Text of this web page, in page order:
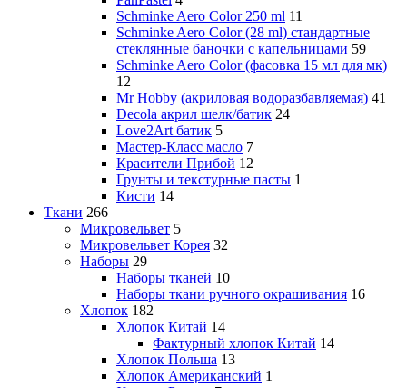
Schminke Aero Color 250 ml 11
Schminke Aero Color (28 ml) стандартные
стеклянные баночки с капельницами 59
Schminke Aero Color (фасовка 15 мл для мк)
12
Mr Hobby (акриловая водоразбавляемая) 41
Decola акрил шелк/батик 24
Love2Art батик 5
Мастер-Класс масло 7
Красители Прибой 12
Грунты и текстурные пасты 1
Кисти 14
Ткани 266
Микровельвет 5
Микровельвет Корея 32
Наборы 29
Наборы тканей 10
Наборы ткани ручного окрашивания 16
Хлопок 182
Хлопок Китай 14
Фактурный хлопок Китай 14
Хлопок Польша 13
Хлопок Американский 1